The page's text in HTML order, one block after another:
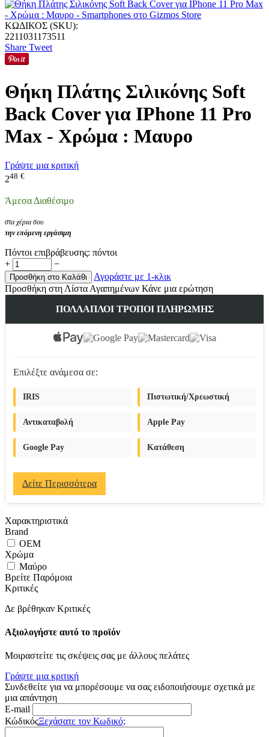
ΚΩΔΙΚΟΣ (SKU):
2211031173511
Share Tweet
Θήκη Πλάτης Σιλικόνης Soft
Back Cover για IPhone 11 Pro
Max - Χρώμα : Μαυρο
Γράψτε μια κριτική
248 €
Άμεσα Διαθέσιμο
στα χέρια σου
την επόμενη εργάσιμη
Πόντοι επιβράβευσης: πόντοι
+
−
Προσθήκη στο Καλάθι
Αγοράστε με 1-κλικ
Προσθήκη στη Λίστα Αγαπημένων Κάνε μια ερώτηση
ΠΟΛΛΑΠΛΟΊ ΤΡΌΠΟΙ ΠΛΗΡΩΜΉΣ
Επιλέξτε ανάμεσα σε:
IRIS Πιστωτική/Χρεωστική
Αντικαταβολή Apple Pay
Google Pay Κατάθεση
Δείτε Περισσότερα
Χαρακτηριστικά
Brand
OEM
Χρώμα
Μαύρο
Βρείτε Παρόμοια
Κριτικές
Δε βρέθηκαν Κριτικές
Αξιολογήστε αυτό το προϊόν
Μοιραστείτε τις σκέψεις σας με άλλους πελάτες
Γράψτε μια κριτική
Συνδεθείτε για να μπορέσουμε να σας ειδοποιήσουμε σχετικά με
μια απάντηση
E-mail
ΚώδικόςΞεχάσατε τον Κωδικό;